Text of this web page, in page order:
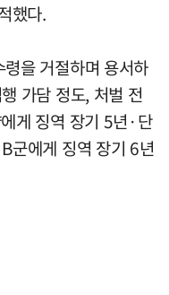
했다.
을 거절하며 용서하
가담 정도, 처벌 전
게 징역 장기 5년·단
군에게 징역 장기 6년